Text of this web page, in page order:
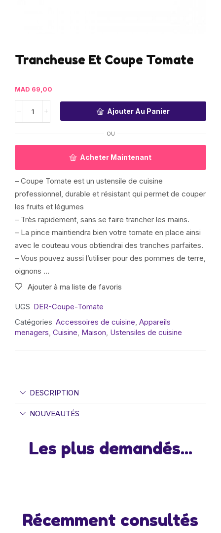
Trancheuse Et Coupe Tomate
MAD 69,00
Ajouter Au Panier
OU
Acheter Maintenant
– Coupe Tomate est un ustensile de cuisine
professionnel, durable et résistant qui permet de couper
les fruits et légumes
– Très rapidement, sans se faire trancher les mains.
– La pince maintiendra bien votre tomate en place ainsi
avec le couteau vous obtiendrai des tranches parfaites.
– Vous pouvez aussi l’utiliser pour des pommes de terre,
oignons …
Ajouter à ma liste de favoris
UGS DER-Coupe-Tomate
Catégories Accessoires de cuisine, Appareils
menagers, Cuisine, Maison, Ustensiles de cuisine
DESCRIPTION
NOUVEAUTÉS
Les plus demandés...
Récemment consultés